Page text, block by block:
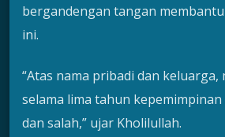
bergandengan tangan
ini.
“Atas nama pribadi dan
selama lima tahun
dan salah,” ujar Kholilullah.